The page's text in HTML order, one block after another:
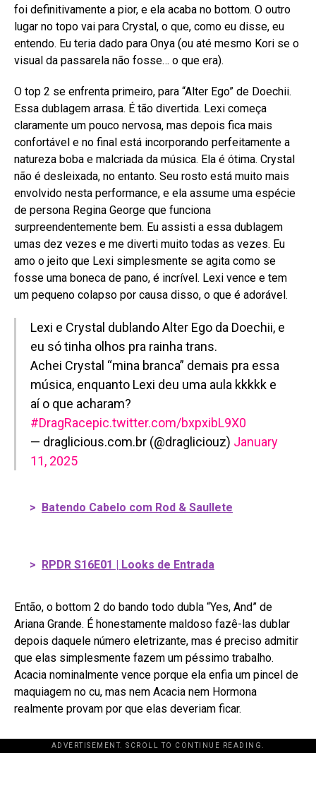
foi definitivamente a pior, e ela acaba no bottom. O outro
lugar no topo vai para Crystal, o que, como eu disse, eu
entendo. Eu teria dado para Onya (ou até mesmo Kori se o
visual da passarela não fosse… o que era).
O top 2 se enfrenta primeiro, para “Alter Ego” de Doechii.
Essa dublagem arrasa. É tão divertida. Lexi começa
claramente um pouco nervosa, mas depois fica mais
confortável e no final está incorporando perfeitamente a
natureza boba e malcriada da música. Ela é ótima. Crystal
não é desleixada, no entanto. Seu rosto está muito mais
envolvido nesta performance, e ela assume uma espécie
de persona Regina George que funciona
surpreendentemente bem. Eu assisti a essa dublagem
umas dez vezes e me diverti muito todas as vezes. Eu
amo o jeito que Lexi simplesmente se agita como se
fosse uma boneca de pano, é incrível. Lexi vence e tem
um pequeno colapso por causa disso, o que é adorável.
Lexi e Crystal dublando Alter Ego da Doechii, e
eu só tinha olhos pra rainha trans.
Achei Crystal “mina branca” demais pra essa
música, enquanto Lexi deu uma aula kkkkk e
aí o que acharam?
#DragRacepic.twitter.com/bxpxibL9X0
— draglicious.com.br (@dragliciouz) January
11, 2025
> Batendo Cabelo com Rod & Saullete
> RPDR S16E01 | Looks de Entrada
Então, o bottom 2 do bando todo dubla “Yes, And” de
Ariana Grande. É honestamente maldoso fazê-las dublar
depois daquele número eletrizante, mas é preciso admitir
que elas simplesmente fazem um péssimo trabalho.
Acacia nominalmente vence porque ela enfia um pincel de
maquiagem no cu, mas nem Acacia nem Hormona
realmente provam por que elas deveriam ficar.
ADVERTISEMENT. SCROLL TO CONTINUE READING.